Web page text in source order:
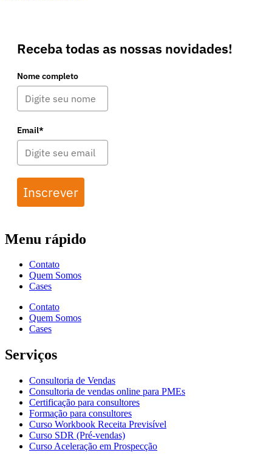
Receba todas as nossas novidades!
Nome completo
Email*
Inscrever
Menu rápido
Contato
Quem Somos
Cases
Contato
Quem Somos
Cases
Serviços
Consultoria de Vendas
Consultoria de vendas online para PMEs
Certificação para consultores
Formação para consultores
Curso Workbook Receita Previsível
Curso SDR (Pré-vendas)
Curso Aceleração em Prospecção